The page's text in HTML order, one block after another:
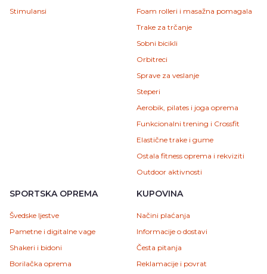
Stimulansi
Foam rolleri i masažna pomagala
Trake za trčanje
Sobni bicikli
Orbitreci
Sprave za veslanje
Steperi
Aerobik, pilates i joga oprema
Funkcionalni trening i Crossfit
Elastične trake i gume
Ostala fitness oprema i rekviziti
Outdoor aktivnosti
SPORTSKA OPREMA
Švedske ljestve
Pametne i digitalne vage
Shakeri i bidoni
Borilačka oprema
KUPOVINA
Načini plaćanja
Informacije o dostavi
Česta pitanja
Reklamacije i povrat